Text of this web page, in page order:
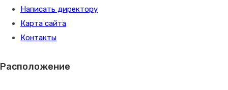
Написать директору
Карта сайта
Контакты
Расположение